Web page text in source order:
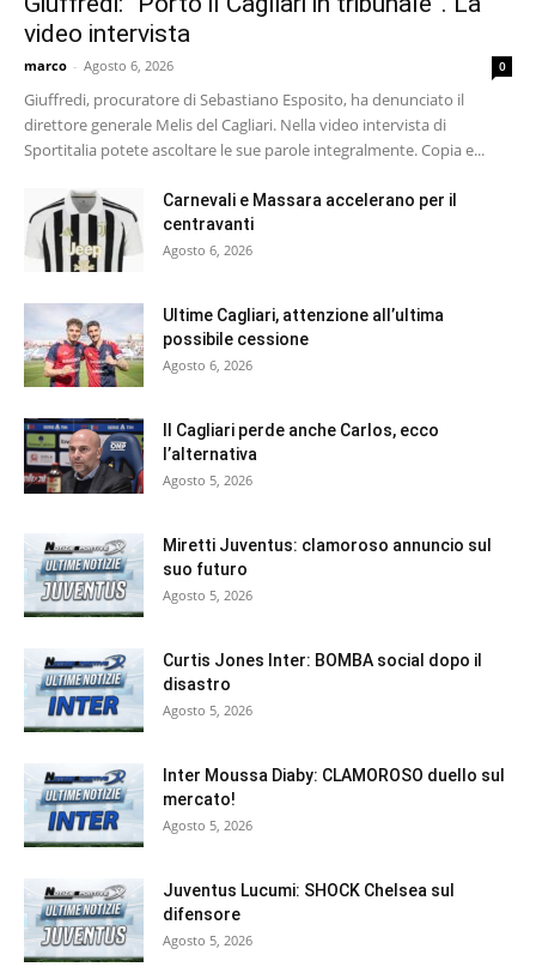
video intervista
marco - Agosto 6, 2026 0
Giuffredi, procuratore di Sebastiano Esposito, ha denunciato il
direttore generale Melis del Cagliari. Nella video intervista di
Sportitalia potete ascoltare le sue parole integralmente. Copia e...
Carnevali e Massara accelerano per il
centravanti
Agosto 6, 2026
Ultime Cagliari, attenzione all’ultima
possibile cessione
Agosto 6, 2026
Il Cagliari perde anche Carlos, ecco
l’alternativa
Agosto 5, 2026
Miretti Juventus: clamoroso annuncio sul
suo futuro
Agosto 5, 2026
Curtis Jones Inter: BOMBA social dopo il
disastro
Agosto 5, 2026
Inter Moussa Diaby: CLAMOROSO duello sul
mercato!
Agosto 5, 2026
Juventus Lucumi: SHOCK Chelsea sul
difensore
Agosto 5, 2026